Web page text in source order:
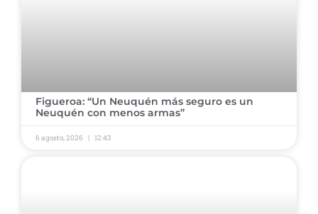
​Figueroa: “Un Neuquén más seguro es un
Neuquén con menos armas” ​
6 agosto, 2026 12:43